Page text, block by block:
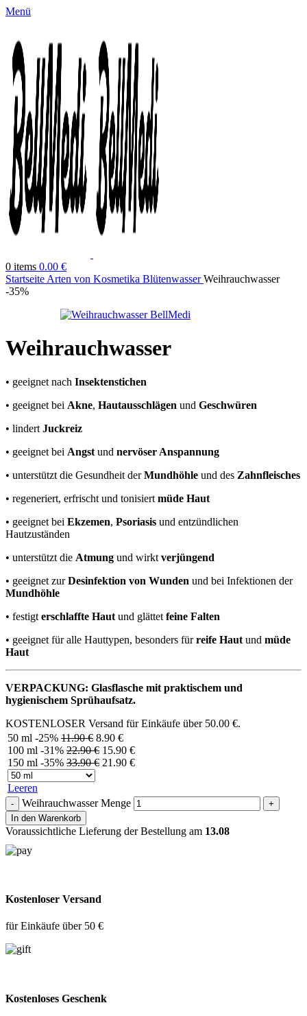
Menü
0 items 0.00 €
Startseite Arten von Kosmetika BlütenwasserWeihrauchwasser
-35%
Weihrauchwasser
• geeignet nach Insektenstichen
• geeignet bei Akne, Hautausschlägen und Geschwüren
• lindert Juckreiz
• geeignet bei Angst und nervöser Anspannung
• unterstützt die Gesundheit derMundhöhle und des Zahnfleisches
• regeneriert, erfrischt und tonisiert müde Haut
• geeignet bei Ekzemen, Psoriasis und entzündlichen
Hautzuständen
• unterstützt die Atmung und wirkt verjüngend
• geeignet zurDesinfektion von Wunden und bei Infektionen der
Mundhöhle
• festigt erschlaffte Haut und glättet feine Falten
• geeignet für alle Hauttypen, besonders fürreife Haut und müde
Haut
VERPACKUNG: Glasflasche mit praktischem und
hygienischem Sprühaufsatz.
KOSTENLOSER Versand für Einkäufe über 50.00 €.
50 ml -25% 11.90€ 8.90 €
100 ml -31% 22.90€ 15.90 €
150 ml -35% 33.90€ 21.90 €
Leeren
Weihrauchwasser Menge
In den Warenkorb
Voraussichtliche Lieferung der Bestellung am 13.08
Kostenloser Versand
für Einkäufe über 50 €
Kostenloses Geschenk